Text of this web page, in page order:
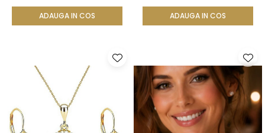
ADAUGA IN COS ADAUGA IN COS